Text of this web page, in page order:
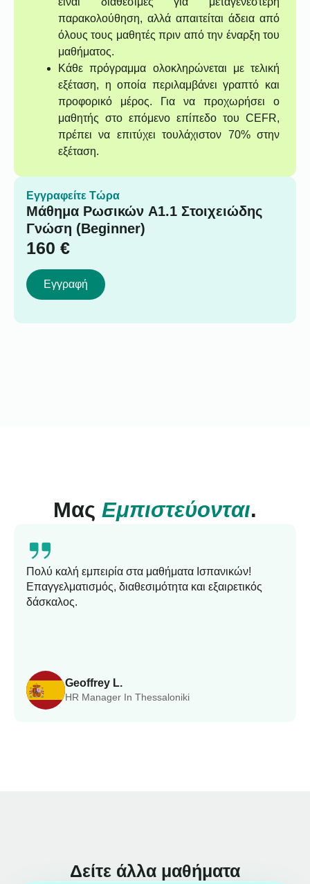
παρακολούθηση, αλλά απαιτείται άδεια από
όλους τους μαθητές πριν από την έναρξη του
μαθήματος.
Κάθε πρόγραμμα ολοκληρώνεται με τελική
εξέταση, η οποία περιλαμβάνει γραπτό και
προφορικό μέρος. Για να προχωρήσει ο
μαθητής στο επόμενο επίπεδο του CEFR,
πρέπει να επιτύχει τουλάχιστον 70% στην
εξέταση.
Εγγραφείτε Τώρα
Μάθημα Ρωσικών A1.1 Στοιχειώδης
Γνώση (Beginner)
160 €
Εγγραφή
Μας Εμπιστεύονται.
Geoffrey L.
HR Manager In Thessaloniki
Πολύ καλή εμπειρία στα μαθήματα Ισπανικών!
Επαγγελματισμός, διαθεσιμότητα και εξαιρετικός
δάσκαλος.
Δείτε άλλα μαθήματα